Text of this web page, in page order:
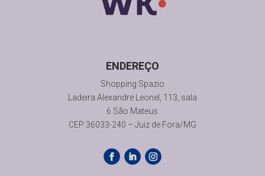
ENDEREÇO
Shopping Spazio
Ladeira Alexandre Leonel, 113, sala
6 São Mateus
CEP 36033-240 – Juiz de Fora/MG